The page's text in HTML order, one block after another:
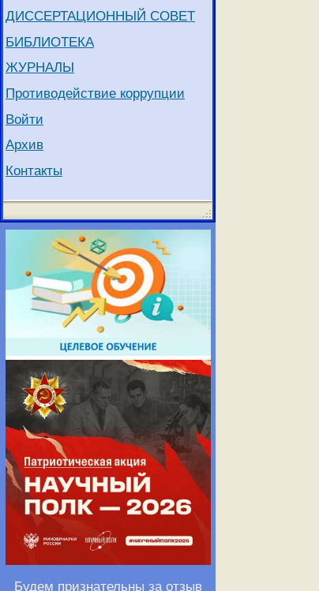
ДИССЕРТАЦИОННЫЙ СОВЕТ
БИБЛИОТЕКА
ЖУРНАЛЫ
Противодействие коррупции
Войти
Архив
Контакты
Будем признательны за отзыв